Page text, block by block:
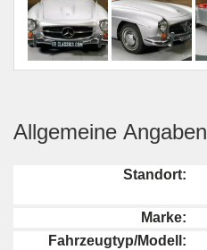
Allgemeine Angaben
Standort:
Marke:
Fahrzeugtyp/Modell: